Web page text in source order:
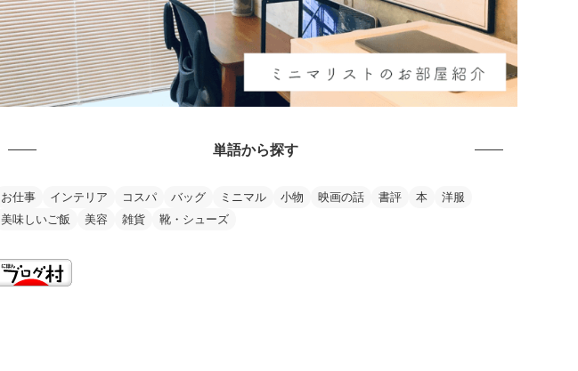
単語から探す
お仕事 インテリア コスパ バッグ ミニマル 小物 映画の話 書評 本
洋服
美味しいご飯
美容 雑貨 靴・シューズ